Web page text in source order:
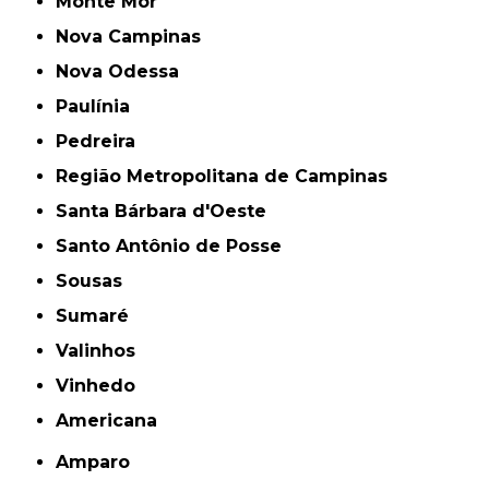
Nova Campinas
Nova Odessa
Paulínia
Pedreira
Região Metropolitana de Campinas
Santa Bárbara d'Oeste
Santo Antônio de Posse
Sousas
Sumaré
Valinhos
Vinhedo
americana
Amparo